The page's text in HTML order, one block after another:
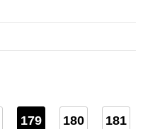
179 180
181